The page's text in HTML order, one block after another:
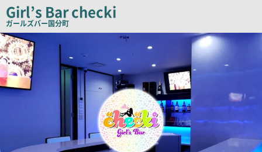
ピ
ー
Girl’s Bar checki
ガールズバー国分町
店
舗
PR
画
像